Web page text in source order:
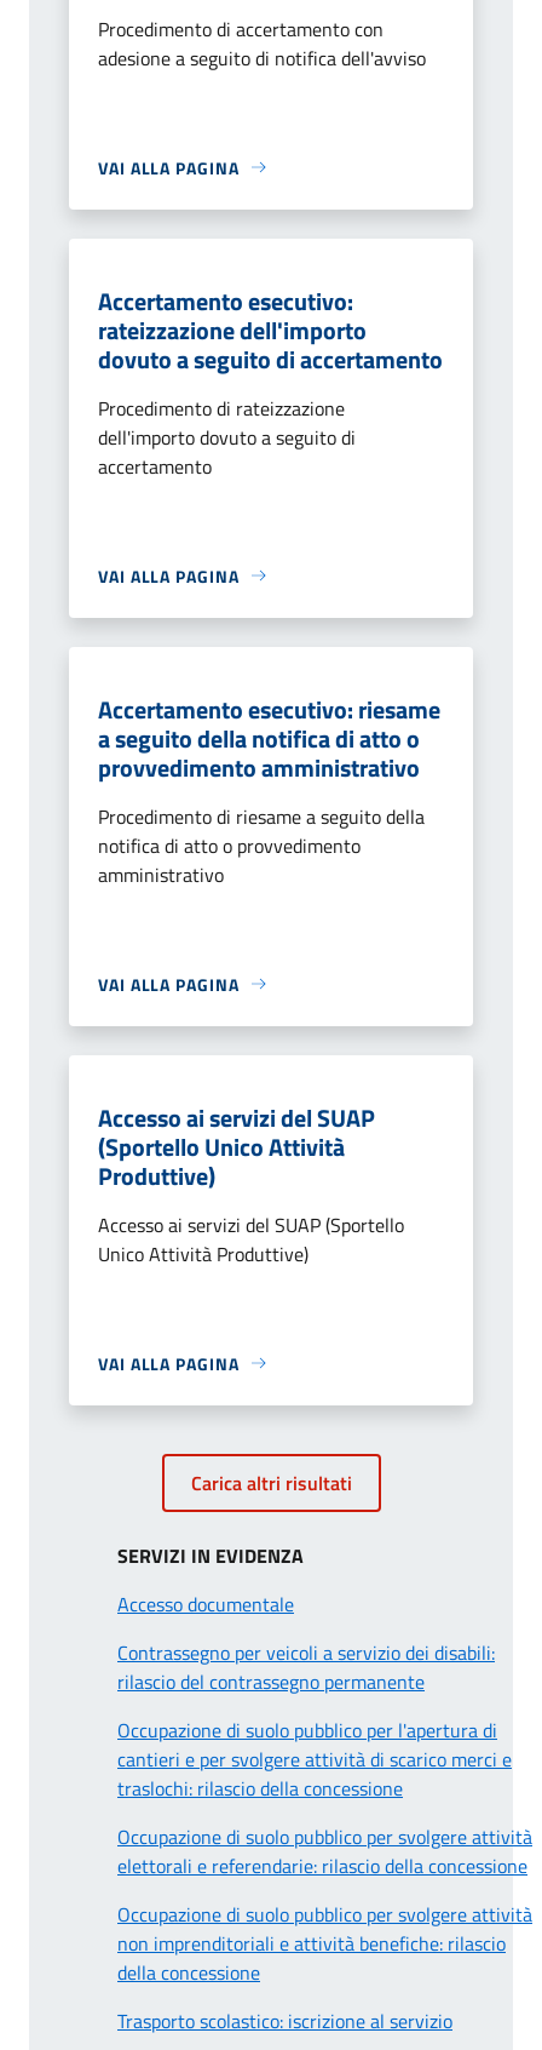
Procedimento di accertamento con
adesione a seguito di notifica dell'avviso
VAI ALLA PAGINA
Accertamento esecutivo:
rateizzazione dell'importo
dovuto a seguito di accertamento
Procedimento di rateizzazione
dell'importo dovuto a seguito di
accertamento
VAI ALLA PAGINA
Accertamento esecutivo: riesame
a seguito della notifica di atto o
provvedimento amministrativo
Procedimento di riesame a seguito della
notifica di atto o provvedimento
amministrativo
VAI ALLA PAGINA
Accesso ai servizi del SUAP
(Sportello Unico Attività
Produttive)
Accesso ai servizi del SUAP (Sportello
Unico Attività Produttive)
VAI ALLA PAGINA
Carica altri risultati
SERVIZI IN EVIDENZA
Accesso documentale
Contrassegno per veicoli a servizio dei disabili:
rilascio del contrassegno permanente
Occupazione di suolo pubblico per l'apertura di
cantieri e per svolgere attività di scarico merci e
traslochi: rilascio della concessione
Occupazione di suolo pubblico per svolgere attività
elettorali e referendarie: rilascio della concessione
Occupazione di suolo pubblico per svolgere attività
non imprenditoriali e attività benefiche: rilascio
della concessione
Trasporto scolastico: iscrizione al servizio